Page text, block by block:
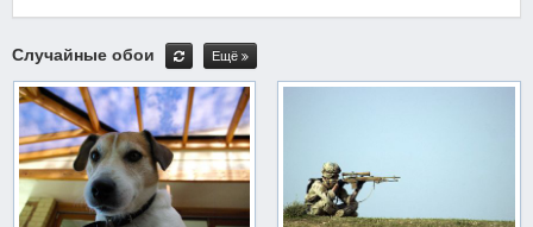
Случайные обои Ещё